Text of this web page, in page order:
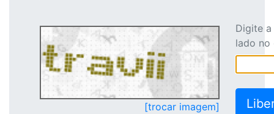
[trocar imagem]
Digite
lado no